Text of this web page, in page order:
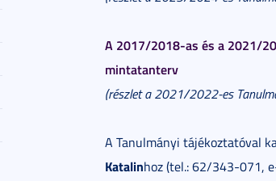
A 2017/2018-as és a 2021/
mintatanterv
(részlet a 2021/2022-es
A Tanulmányi tájékoztatóval
Katalinhoz (tel.: 62/343-071,